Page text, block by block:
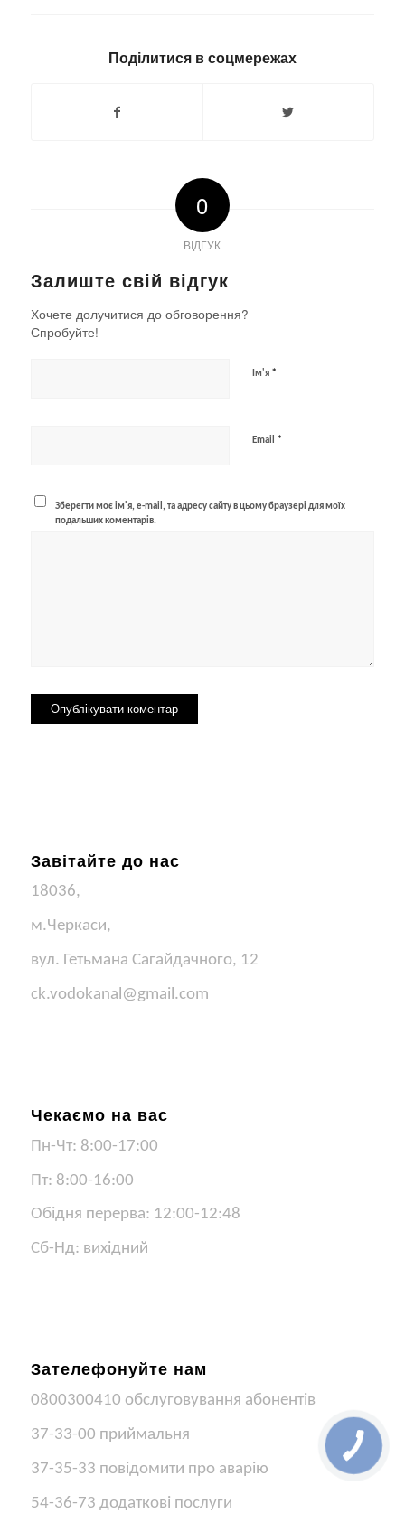
Поділитися в соцмережах
0
ВІДГУК
Залиште свій відгук
Хочете долучитися до обговорення?
Спробуйте!
Ім'я *
Email *
Зберегти моє ім'я, e-mail, та адресу сайту в цьому браузері для моїх
подальших коментарів.
Завітайте до нас
18036,
м.Черкаси,
вул. Гетьмана Сагайдачного, 12
ck.vodokanal@gmail.com
Чекаємо на вас
Пн-Чт: 8:00-17:00
Пт: 8:00-16:00
Обідня перерва: 12:00-12:48
Сб-Нд: вихідний
Зателефонуйте нам
0800300410 обслуговування абонентів
37-33-00 приймальня
37-35-33 повідомити про аварію
54-36-73 додаткові послуги